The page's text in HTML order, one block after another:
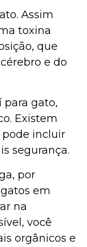
Assim
toxina
que
e do
para gato,
Existem
pode incluir
segurança.
por
em
na
você
orgânicos e